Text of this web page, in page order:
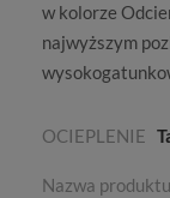
w kolorze
najwyższym
OCIEPLENIE
Nazwa produktu